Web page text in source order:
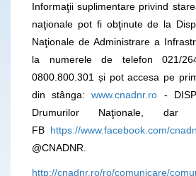
Informaţii suplimentare privind
naţionale pot fi obţinute de la
Naţionale de Administrare a
la numerele de telefon 021/
0800.800.301 și pot accesa pe
din stânga:www.cnadnr.ro -
Drumurilor Naţionale,
FB https://www.facebook.com/
@CNADNR.
http://cnadnr.ro/ro/comunicare/